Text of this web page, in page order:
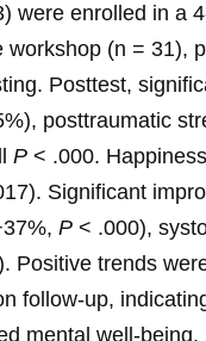
were enrolled in a
(n = 31),
Posttest,
posttraumatic
P < .000.
Significant
P < .000),
Positive trends
follow-up,
mental well-being.